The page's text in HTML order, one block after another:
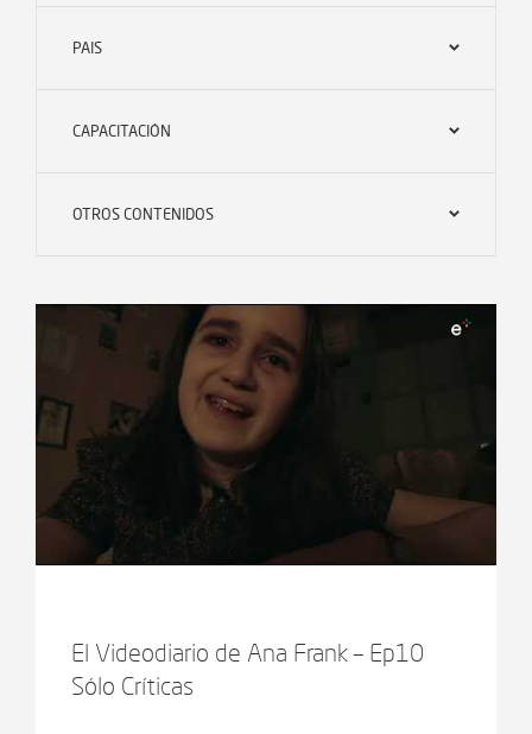
PAIS
CAPACITACIÓN
OTROS CONTENIDOS
El Videodiario de Ana Frank – Ep10
Sólo Críticas